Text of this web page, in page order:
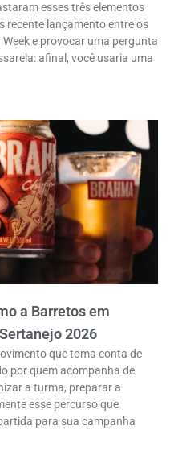
esses três elementos
recente lançamento entre os
e provocar uma pergunta
afinal, você usaria uma
a Barretos em
2026
que toma conta de
por quem acompanha de
a turma, preparar a
esse percurso que
para sua campanha